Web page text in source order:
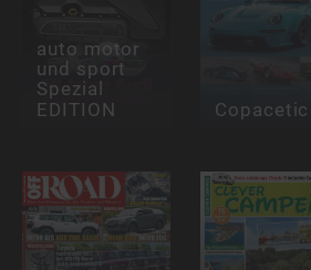
auto motor
und sport
Spezial
EDITION
Copacetic